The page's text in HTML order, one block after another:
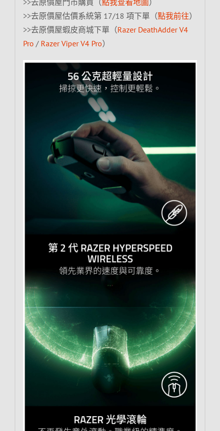
>>去原價屋估價系統第 17/18 項下單（點我前往）
>>去原價屋蝦皮商城下單（Razer DeathAdder V4
Pro / Razer Viper V4 Pro）